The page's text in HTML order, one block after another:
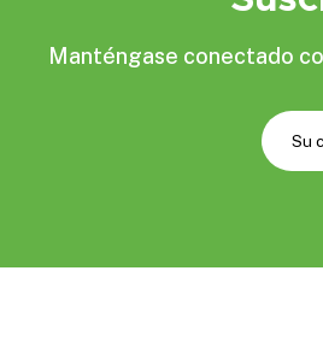
Manténgase conectado